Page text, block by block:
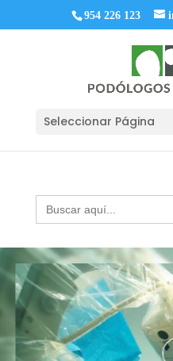
954 226 123
Seleccionar Página
Buscar: